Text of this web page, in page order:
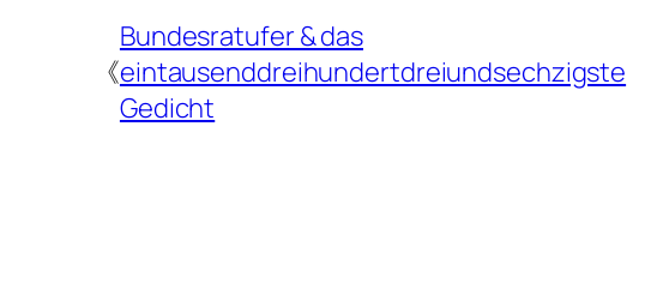
《
Bundesratufer & das
eintausenddreihundertdreiundsechzigste
Gedicht